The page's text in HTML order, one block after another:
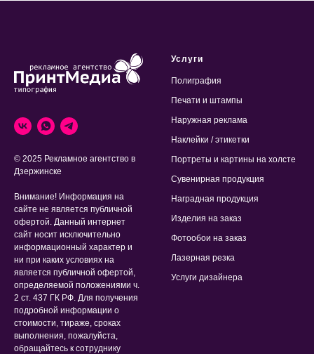
© 2025 Рекламное агентство в
Дзержинске
Внимание! Информация на
сайте не является публичной
офертой. Данный интернет
сайт носит исключительно
информационный характер и
ни при каких условиях на
является публичной офертой,
определяемой положениями ч.
2 ст. 437 ГК РФ. Для получения
подробной информации о
стоимости, тираже, сроках
выполнения, пожалуйста,
обращайтесь к сотруднику
Услуги
Полиграфия
Печати и штампы
Наружная реклама
Наклейки / этикетки
Портреты и картины на холсте
Сувенирная продукция
Наградная продукция
Изделия на заказ
Фотообои на заказ
Лазерная резка
Услуги дизайнера